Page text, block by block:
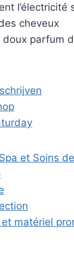
l’électricité
cheveux
doux parfum
et Soins
matériel